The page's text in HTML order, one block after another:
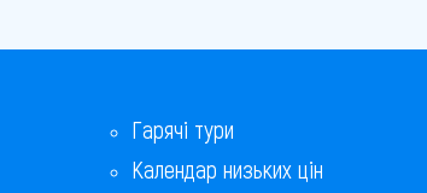
Гарячі тури
Календар низьких цін